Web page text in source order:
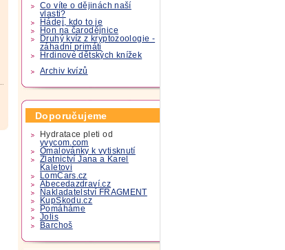
Co víte o dějinách naší
vlasti?
Hádej, kdo to je
Hon na čarodějnice
Druhý kvíz z kryptozoologie -
záhadní primáti
Hrdinové dětských knížek
Archiv kvízů
Doporučujeme
Hydratace pleti od
yvycom.com
Omalovánky k vytisknutí
Zlatnictví Jana a Karel
Kaletovi
LomCars.cz
Abecedazdraví.cz
Nakladatelství FRAGMENT
KupSkodu.cz
Pomáháme
Jolis
Barchoš